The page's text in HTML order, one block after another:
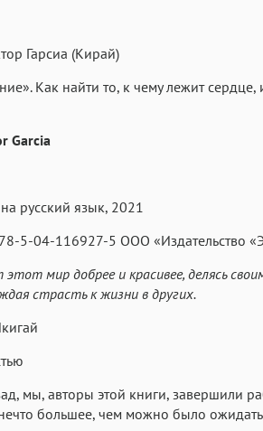
Аа
Roboto
Аа
Garamond Fira Sans
Аа
Iowan
Аа
San Francisco Аа
Аа
Аа
Courier
Аа
Courier New
Аа
Menlo
Гарсиа (Кирай)
Как найти то, к чему лежит сердце,
Garcia
русский язык, 2021
5-04-116927-5 ООО «Издательство
мир добрее и красивее, делясь
страсть к жизни в других.
мы, авторы этой книги, завершили
большее, чем можно было